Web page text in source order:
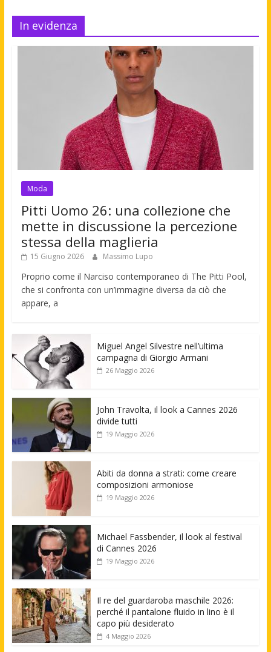
In evidenza
Moda
Pitti Uomo 26: una collezione che
mette in discussione la percezione
stessa della maglieria
15 Giugno 2026 Massimo Lupo
Proprio come il Narciso contemporaneo di The Pitti Pool,
che si confronta con un’immagine diversa da ciò che
appare, a
Miguel Angel Silvestre nell’ultima
campagna di Giorgio Armani
26 Maggio 2026
John Travolta, il look a Cannes 2026
divide tutti
19 Maggio 2026
Abiti da donna a strati: come creare
composizioni armoniose
19 Maggio 2026
Michael Fassbender, il look al festival
di Cannes 2026
19 Maggio 2026
Il re del guardaroba maschile 2026:
perché il pantalone fluido in lino è il
capo più desiderato
4 Maggio 2026